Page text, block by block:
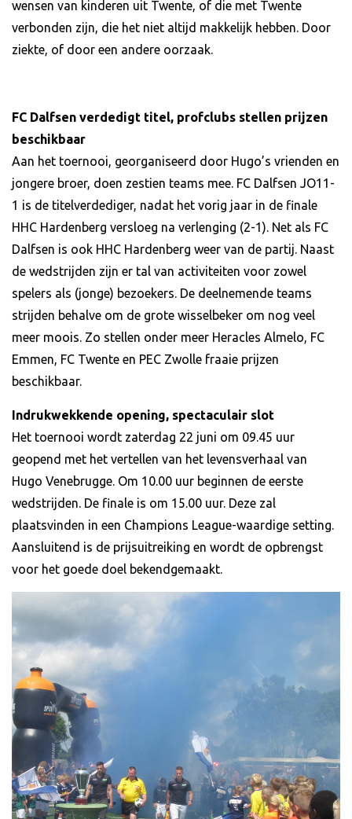
wensen van kinderen uit Twente, of die met Twente
verbonden zijn, die het niet altijd makkelijk hebben. Door
ziekte, of door een andere oorzaak.
FC Dalfsen verdedigt titel, profclubs stellen prijzen
beschikbaar
Aan het toernooi, georganiseerd door Hugo’s vrienden en
jongere broer, doen zestien teams mee. FC Dalfsen JO11-
1 is de titelverdediger, nadat het vorig jaar in de finale
HHC Hardenberg versloeg na verlenging (2-1). Net als FC
Dalfsen is ook HHC Hardenberg weer van de partij. Naast
de wedstrijden zijn er tal van activiteiten voor zowel
spelers als (jonge) bezoekers. De deelnemende teams
strijden behalve om de grote wisselbeker om nog veel
meer moois. Zo stellen onder meer Heracles Almelo, FC
Emmen, FC Twente en PEC Zwolle fraaie prijzen
beschikbaar.
Indrukwekkende opening, spectaculair slot
Het toernooi wordt zaterdag 22 juni om 09.45 uur
geopend met het vertellen van het levensverhaal van
Hugo Venebrugge. Om 10.00 uur beginnen de eerste
wedstrijden. De finale is om 15.00 uur. Deze zal
plaatsvinden in een Champions League-waardige setting.
Aansluitend is de prijsuitreiking en wordt de opbrengst
voor het goede doel bekendgemaakt.